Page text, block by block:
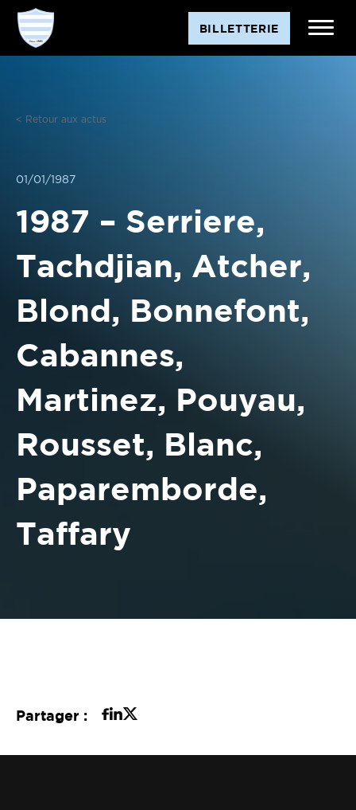
Aller
contenu
BILLETTERIE
< Retour aux actus
01/01/1987
1987 – Serriere,
Tachdjian, Atcher,
Blond, Bonnefont,
Cabannes,
Martinez, Pouyau,
Rousset, Blanc,
Paparemborde,
Taffary
Partager :